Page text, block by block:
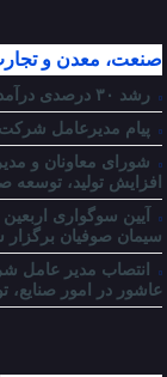
صنعت، معدن و
رشد ۳۰ درصدی درآمد فروش سیمان صوفیان در سه‌ماهه نخست ۱۴۰۵
پیام مدیرعامل
شورای معاونان و
افزایش تولید، توسعه
آیین سوگواری
سیمان صوفیان برگزار
انتصاب مدیر عامل
عاشور در امور صنایع،